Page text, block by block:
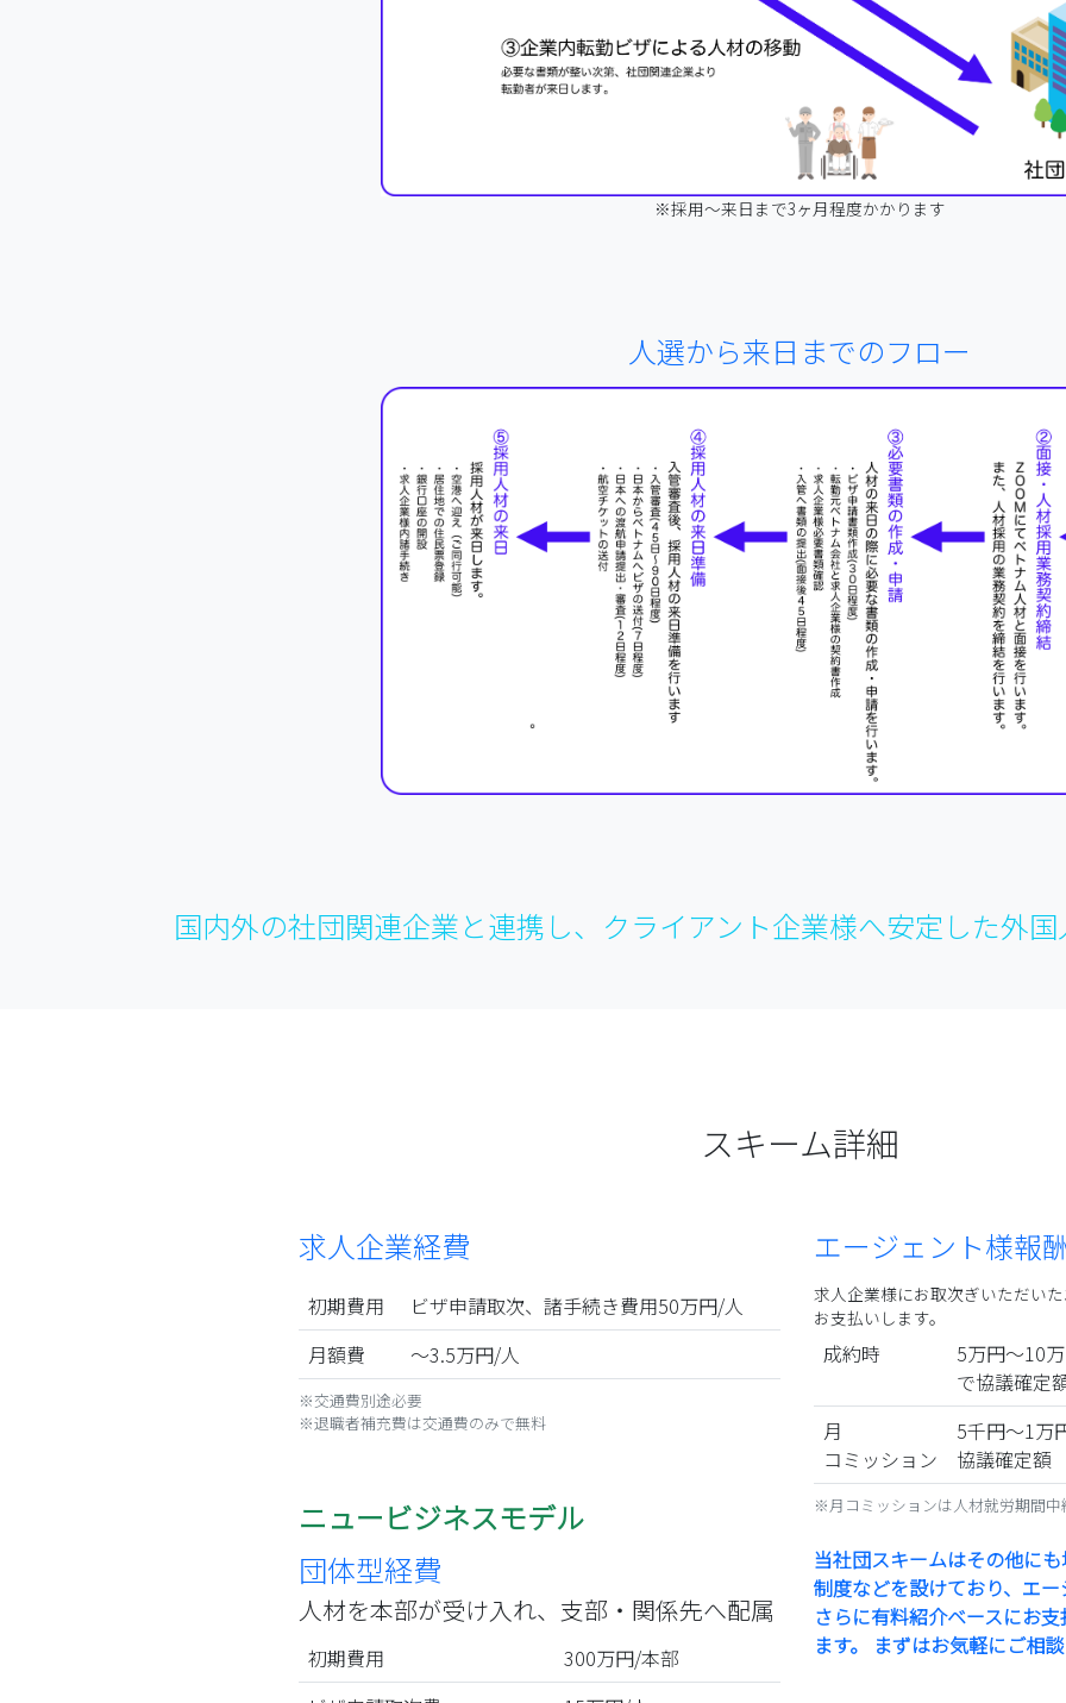
※採用～来日まで3ヶ月程度かかります
人選から来日までのフロー
国内外の社団関連企業と連携し、クライアント企業様へ安定した外
スキーム詳細
求人企業経費
※交通費別途必要
※退職者補充費は交通費のみで無料
初期費用
ビザ申請取次、諸手続き費用50万円/人
月額費
～3.5万円/人
ニュービジネスモデル
団体型経費
人材を本部が受け入れ、 支部・関係先へ配属
初期費用
300万円/本部
エージェント様報
求人企業様にお取次ぎいただい
お支払いします。
※月コミッションは人材就労期間
成約時
5万円～10
で協議確定
月
コミッション
5千円～1万
協議確定額
当社団スキームはその他に
制度などを設けており、エ
さらに有料紹介ベースにお
ます。 まずはお気軽にご相